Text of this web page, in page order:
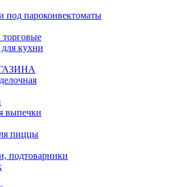
под пароконвектоматы
кухни
выпечки
пиццы
подтоварники